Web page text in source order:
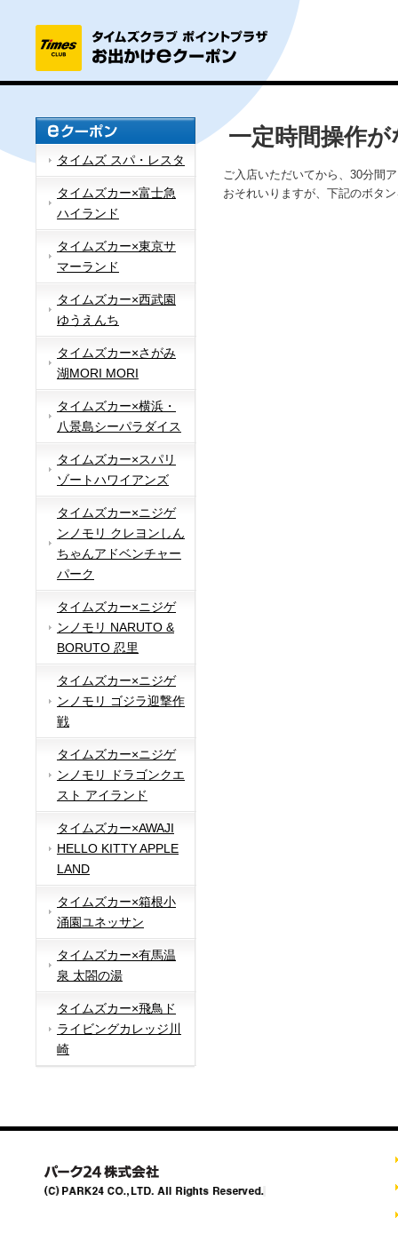
タイムズ スパ・レスタ
タイムズカー×富士急
ハイランド
タイムズカー×東京サ
マーランド
タイムズカー×西武園
ゆうえんち
タイムズカー×さがみ
湖MORI MORI
タイムズカー×横浜・
八景島シーパラダイス
タイムズカー×スパリ
ゾートハワイアンズ
タイムズカー×ニジゲ
ンノモリ クレヨンしん
ちゃんアドベンチャー
パーク
タイムズカー×ニジゲ
ンノモリ NARUTO &
BORUTO 忍里
タイムズカー×ニジゲ
ンノモリ ゴジラ迎撃作
戦
タイムズカー×ニジゲ
ンノモリ ドラゴンクエ
スト アイランド
タイムズカー×AWAJI
HELLO KITTY APPLE
LAND
タイムズカー×箱根小
涌園ユネッサン
タイムズカー×有馬温
泉 太閤の湯
タイムズカー×飛鳥ド
ライビングカレッジ川
崎
一定時間操作
ご入店いただいてから、30分間
おそれいりますが、下記のボタ